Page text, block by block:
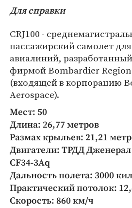
Для справки
CRJ100 -
пассажирский самолет
авиалиний,
фирмой Bombardier
(входящей в корпорацию
Aerospace).
Мест: 50
Длина: 26,77 метров
Размах крыльев: 21,21
Двигатели: ТРДД Дженерал
CF34-3Aq
Дальность полета: 3000
Практический потолок:
Скорость: 860 км/ч